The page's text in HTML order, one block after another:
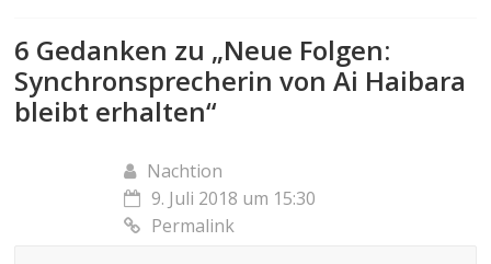
6 Gedanken zu „Neue Folgen:
Synchronsprecherin von Ai Haibara
bleibt erhalten“
Nachtion
9. Juli 2018 um 15:30
Permalink